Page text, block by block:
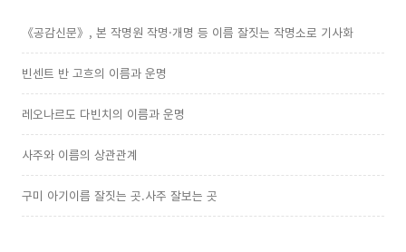
《공감신문》, 본 작명원 작명·개명 등 이름 잘짓는 작명소로 기사화
빈센트 반 고흐의 이름과 운명
레오나르도 다빈치의 이름과 운명
사주와 이름의 상관관계
구미 아기이름 잘짓는 곳.사주 잘보는 곳